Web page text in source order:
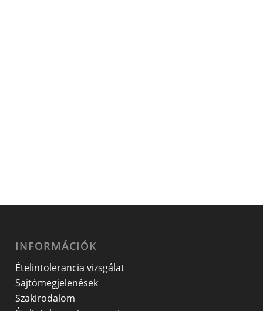
INFORMÁCIÓK
Ételintolerancia vizsgálat
Sajtómegjelenések
Szakirodalom